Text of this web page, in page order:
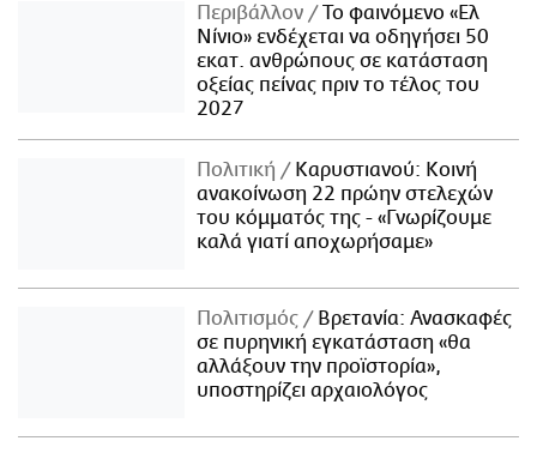
Περιβάλλον
Το φαινόμενο «Ελ
Νίνιο» ενδέχεται να οδηγήσει 50
εκατ. ανθρώπους σε κατάσταση
οξείας πείνας πριν το τέλος του
2027
Πολιτική
Καρυστιανού: Κοινή
ανακοίνωση 22 πρώην στελεχών
του κόμματός της - «Γνωρίζουμε
καλά γιατί αποχωρήσαμε»
Πολιτισμός
Βρετανία: Ανασκαφές
σε πυρηνική εγκατάσταση «θα
αλλάξουν την προϊστορία»,
υποστηρίζει αρχαιολόγος